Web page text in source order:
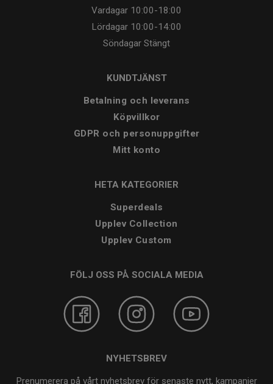
Vardagar 10:00-18:00
Lördagar 10:00-14:00
Söndagar Stängt
KUNDTJÄNST
Betalning och leverans
Köpvillkor
GDPR och personuppgifter
Mitt konto
HETA KATEGORIER
Superdeals
Upplev Collection
Upplev Custom
FÖLJ OSS PÅ SOCIALA MEDIA
NYHETSBREV
Prenumerera på vårt nyhetsbrev för senaste nytt, kampanjer